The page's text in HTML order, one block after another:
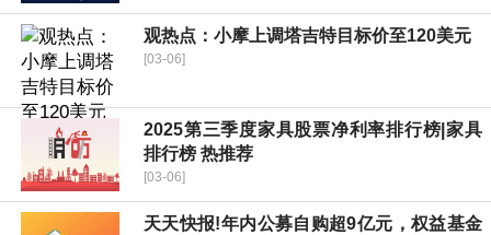
观热点：小摩上调塔吉特目标价至120美元
[03-06]
2025第三季度家具股票净利率排行榜|家具
排行榜 热推荐
[03-06]
天天快报!年内公募自购超9亿元，权益基金